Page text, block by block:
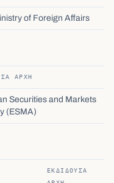
of Foreign Affairs
ΑΡΧΉ
Securities and Markets
(ESMA)
ΕΚΔΊΔΟΥΣΑ